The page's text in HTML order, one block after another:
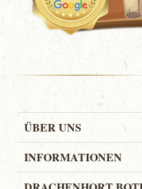
ÜBER UNS
INFORMATIONEN